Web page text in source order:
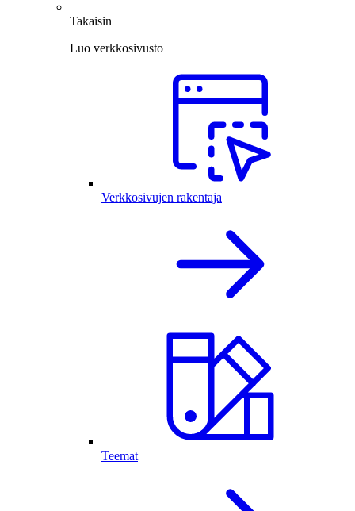
Takaisin
Luo verkkosivusto
Verkkosivujen rakentaja
Teemat